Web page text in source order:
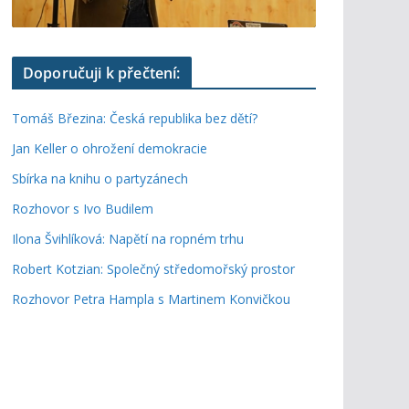
Doporučuji k přečtení:
Tomáš Březina: Česká republika bez dětí?
Jan Keller o ohrožení demokracie
Sbírka na knihu o partyzánech
Rozhovor s Ivo Budilem
Ilona Švihlíková: Napětí na ropném trhu
Robert Kotzian: Společný středomořský prostor
Rozhovor Petra Hampla s Martinem Konvičkou